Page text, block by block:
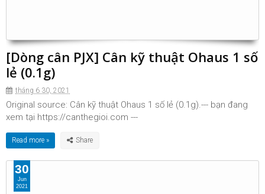
[Dòng cân PJX] Cân kỹ thuật Ohaus 1 số
lẻ (0.1g)
tháng 6 30, 2021
Original source: Cân kỹ thuật Ohaus 1 số lẻ (0.1g).--- bạn đang
xem tại https://canthegioi.com ---
Read more »
30
Jun
2021